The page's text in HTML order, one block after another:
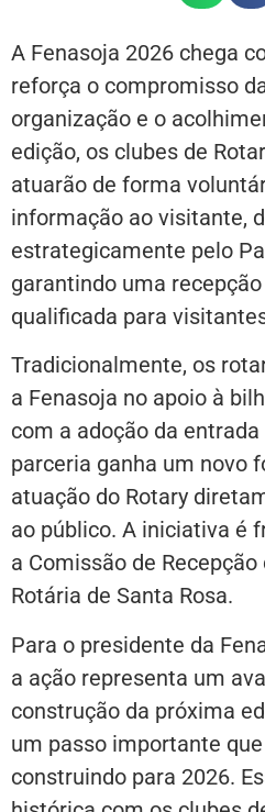
A Fenasoja 2026 chega
reforça o compromisso
organização e o
edição, os clubes de
atuarão de forma
informação ao visitante,
estrategicamente pelo
garantindo uma
qualificada para
Tradicionalmente, os
a Fenasoja no apoio à
com a adoção da
parceria ganha um novo
atuação do Rotary
ao público. A iniciativa é
a Comissão de
Rotária de Santa Rosa.
Para o presidente da
a ação representa um
construção da próxima
um passo importante
construindo para 2026.